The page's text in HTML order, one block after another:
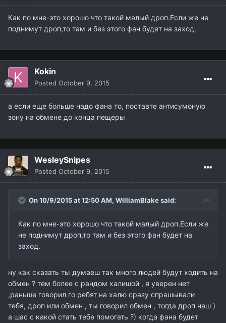
Как по мне-это хорошо что такой малый дроп.Если же не
поднимут дроп,то там и без этого фан будет на заход.
Kokin
Posted October 9, 2015
а если еще больше надо фана то, поставте антисумоную
зону на обмене до конца пещеры
WesleySnipes
Posted October 9, 2015
On 10/9/2015 at 12:50 AM, WilliamBlakesaid:
Как по мне-это хорошо что такой малый дроп.Если же
не поднимут дроп,то там и без этого фан будет на
заход.
ну как сказать ты думаеш так много людей будут ходить на
обмен ? тем более с рандом халишой , я уверен нет
,раньше говорил го ребят на халю сразу спрашывали
тебя, дроп или обмен , ты говорил обмен , тогда дроп наш )
а шас с какой стать тебе помогать ?) когда фана будет